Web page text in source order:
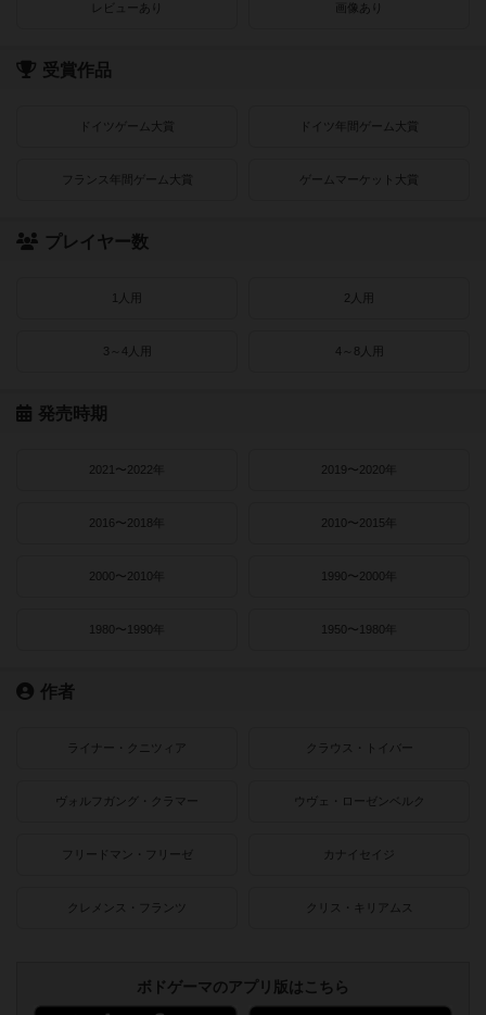
レビューあり 画像あり
受賞作品
ドイツゲーム大賞 ドイツ年間ゲーム大賞
フランス年間ゲーム大賞 ゲームマーケット大賞
プレイヤー数
1人用 2人用
3～4人用 4～8人用
発売時期
2021〜2022年 2019〜2020年
2016〜2018年 2010〜2015年
2000〜2010年 1990〜2000年
1980〜1990年 1950〜1980年
作者
ライナー・クニツィア クラウス・トイバー
ヴォルフガング・クラマー ウヴェ・ローゼンベルク
フリードマン・フリーゼ カナイセイジ
クレメンス・フランツ クリス・キリアムス
ボドゲーマのアプリ版はこちら